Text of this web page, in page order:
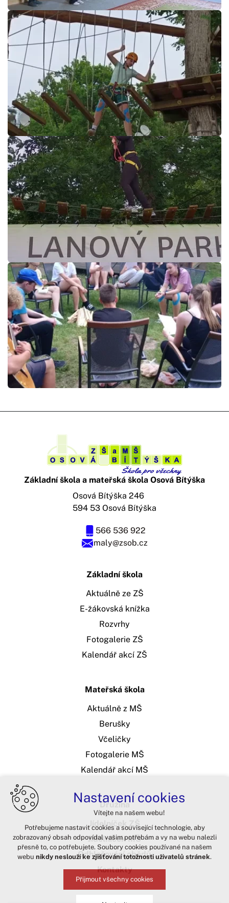
Základní škola a mateřská škola Osová Bítýška
maly@zsob.cz
566 536 922
Osová Bítýška 246
594 53 Osová Bítýška
Základní škola
Aktuálně ze ZŠ
E-žákovská knížka
Rozvrhy
Fotogalerie ZŠ
Kalendář akcí ZŠ
Mateřská škola
Aktuálně z MŠ
Berušky
Včeličky
Fotogalerie MŠ
Kalendář akcí MŠ
Družina
Jídelníček ZŠ
Jídelníček MŠ
Odhlašování obědů
Kontakty
Nastavení cookies
Vítejte na našem webu!
Potřebujeme nastavit cookies a související technologie, aby
zobrazovaný obsah odpovídal vašim potřebám a vy na webu nalezli
přesně to, co potřebujete. Soubory cookies používané na našem
webu nikdy neslouží ke zjišťování totožnosti uživatelů stránek.
Přijmout všechny cookies